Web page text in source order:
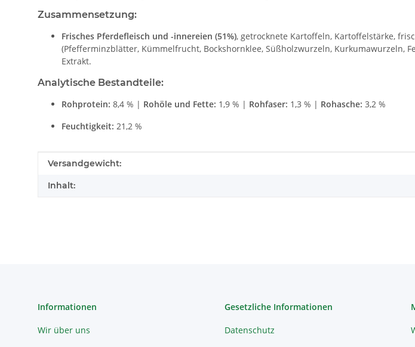
Zusammensetzung:
Frisches Pferdefleisch und -innereien (51%), getrocknete Kartoffeln, Kartoffelstärke,
(Pfefferminzblätter, Kümmelfrucht, Bockshornklee, Süßholzwurzeln, Kurkumawurzeln,
Extrakt.
Analytische Bestandteile:
Rohprotein: 8,4 % | Rohöle und Fette: 1,9 % | Rohfaser: 1,3 % | Rohasche: 3,2 %
Feuchtigkeit: 21,2 %
Produkteigenschaft
Wert
Versandgewicht:
Inhalt:
Informationen
Wir über uns
Gesetzliche Informationen
Datenschutz